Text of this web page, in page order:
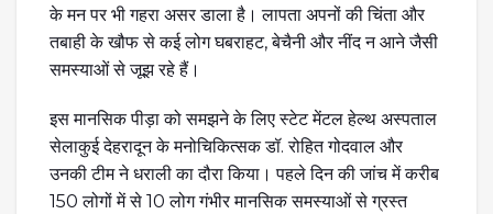
के मन पर भी गहरा असर डाला है। लापता अपनों की चिंता और
तबाही के खौफ से कई लोग घबराहट, बेचैनी और नींद न आने जैसी
समस्याओं से जूझ रहे हैं।
इस मानसिक पीड़ा को समझने के लिए स्टेट मेंटल हेल्थ अस्पताल
सेलाकुई देहरादून के मनोचिकित्सक डॉ. रोहित गोदवाल और
उनकी टीम ने धराली का दौरा किया। पहले दिन की जांच में करीब
150 लोगों में से 10 लोग गंभीर मानसिक समस्याओं से ग्रस्त